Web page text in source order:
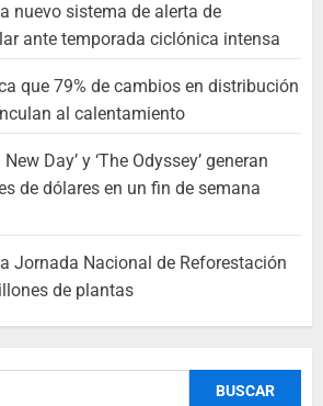
nuevo sistema de alerta de
ante temporada ciclónica intensa
que 79% de cambios en distribución
al calentamiento
Day’ y ‘The Odyssey’ generan
de dólares en un fin de semana
Jornada Nacional de Reforestación
de plantas